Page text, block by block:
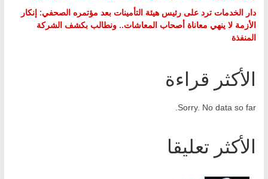
دار الخدمات ترد على رئيس هيئة التأمينات بعد مؤتمره الصحفي: إنكار
الأزمة لا ينهي معاناة أصحاب المعاشات.. ونطالب بكشف الشركة
المنفذة
الأكثر قراءة
Sorry. No data so far.
الأكثر تعليقا